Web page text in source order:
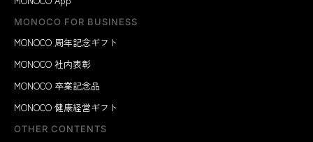
MONOCO FOR BUSINESS
MONOCO 周年記念ギフト
MONOCO 社内表彰
MONOCO 卒業記念品
MONOCO 健康経営ギフト
OTHER CONTENTS